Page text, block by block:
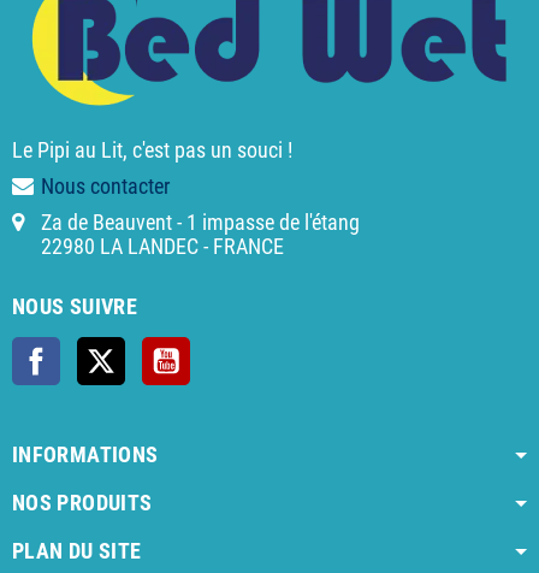
Le Pipi au Lit, c'est pas un souci !
Nous contacter
Za de Beauvent - 1 impasse de l'étang
22980 LA LANDEC - FRANCE
NOUS SUIVRE
Facebook
INFORMATIONS
NOS PRODUITS
PLAN DU SITE